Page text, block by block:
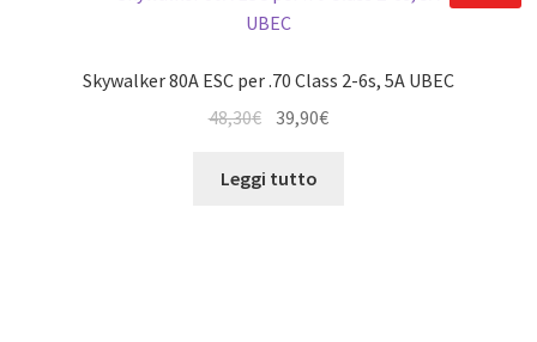
Skywalker 80A ESC per .70 Class 2-6s, 5A UBEC
48,30€
originale
39,90€Il
Leggi tutto